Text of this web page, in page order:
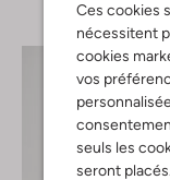
Ces cookies
nécessitent
cookies
vos
seuls les
seront